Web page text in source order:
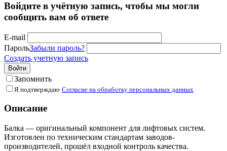
Войдите в учётную запись, чтобы мы могли
сообщить вам об ответе
E-mail
ПарольЗабыли пароль?
Создать учетную запись
Войти
Запомнить
Я подтверждаю Согласие на обработку персональных данных
Описание
Балка — оригинальный компонент для лифтовых систем.
Изготовлен по техническим стандартам заводов-
производителей, прошёл входной контроль качества.